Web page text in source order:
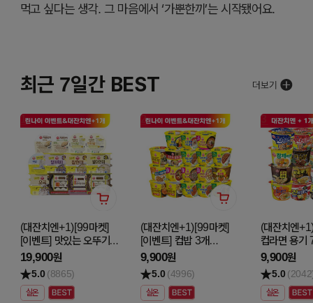
먹고 싶다는 생각. 그 마음에서 ‘가뿐한끼’는 시작됐어요.
최근 7일간 BEST
1
(대잔치엔+1)[99마켓]
[이벤트] 맛있는 오뚜기밥
최대 4입 5개 골라담기
19,900원
5.0 (8865)
실온
2
(대잔치엔+1)[99마켓]
[이벤트] 컵밥 3개
골라담기
9,900원
5.0 (4996)
실온
3
(대잔치엔
컵라면 용기
골라담기
9,900원
5.0
실온